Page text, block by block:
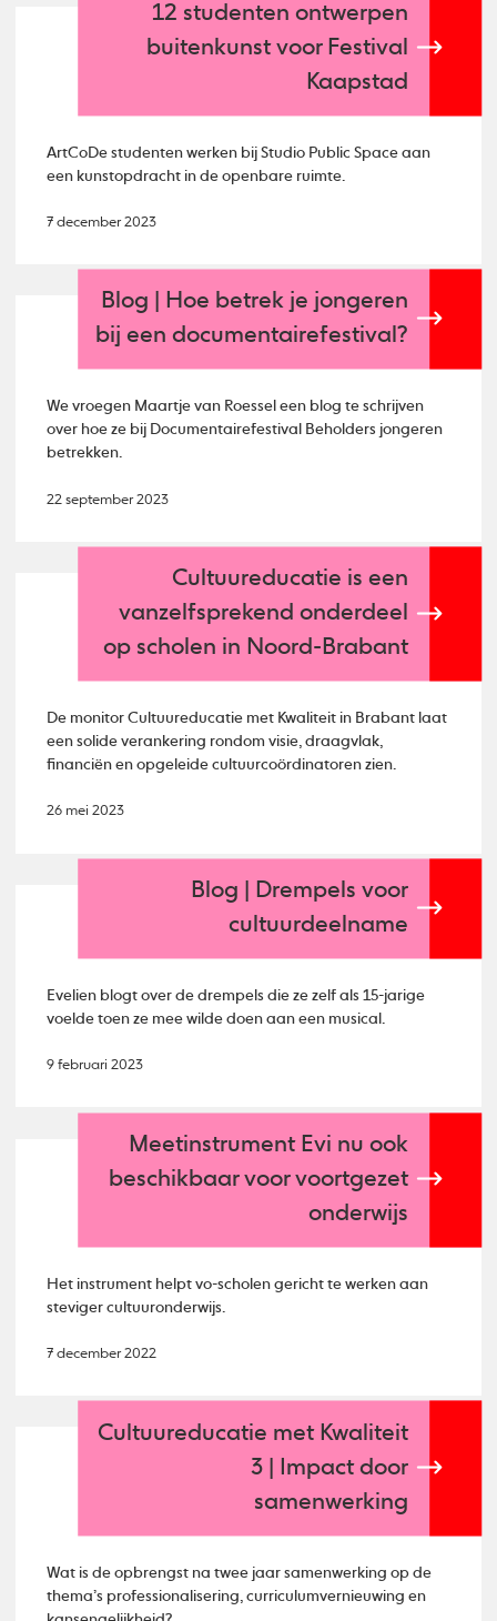
12 studenten ontwerpen
buitenkunst voor Festival
Kaapstad
ArtCoDe studenten werken bij Studio Public Space aan
een kunstopdracht in de openbare ruimte.
7 december 2023
Blog | Hoe betrek je jongeren
bij een documentairefestival?
We vroegen Maartje van Roessel een blog te schrijven
over hoe ze bij Documentairefestival Beholders jongeren
betrekken.
22 september 2023
Cultuureducatie is een
vanzelfsprekend onderdeel
op scholen in Noord-Brabant
De monitor Cultuureducatie met Kwaliteit in Brabant laat
een solide verankering rondom visie, draagvlak,
financiën en opgeleide cultuurcoördinatoren zien.
26 mei 2023
Blog | Drempels voor
cultuurdeelname
Evelien blogt over de drempels die ze zelf als 15-jarige
voelde toen ze mee wilde doen aan een musical.
9 februari 2023
Meetinstrument Evi nu ook
beschikbaar voor voortgezet
onderwijs
Het instrument helpt vo-scholen gericht te werken aan
steviger cultuuronderwijs.
7 december 2022
Cultuureducatie met Kwaliteit
3 | Impact door
samenwerking
Wat is de opbrengst na twee jaar samenwerking op de
thema’s professionalisering, curriculumvernieuwing en